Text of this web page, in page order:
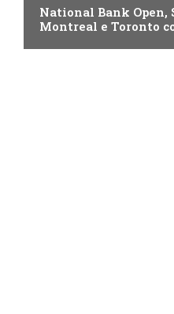
National Bank Open,
Montreal e Toronto